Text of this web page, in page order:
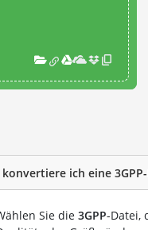
konvertiere ich eine
Sie die 3GPP-Datei,